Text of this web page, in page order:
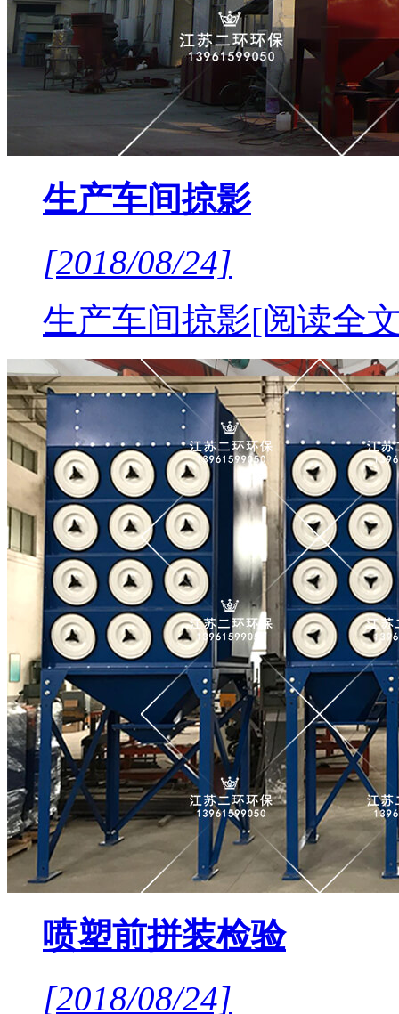
生产车间掠影
[2018/08/24]
生产车间掠影[阅读全
喷塑前拼装检验
[2018/08/24]